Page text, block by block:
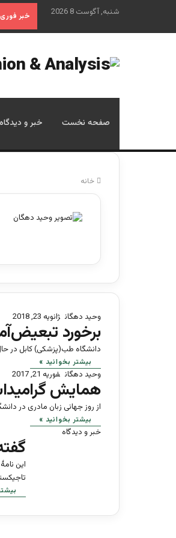
شنبه, آگوست 8 2026 خبر فوری
صفحه نخست خبر و دیدگاه
خانه
وحید دهگان ژانویه 23, 2018
برخورد
دانشگاه طب(پزشکی) کابل در
بیشتر بخوانید »
وحید دهگان فوریه 21, 2017
همایش
از روز جهانی زبان مادری در
بیشتر بخوانید »
خبر و دیدگاه
این